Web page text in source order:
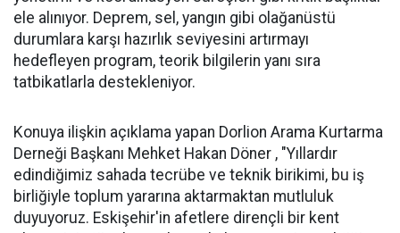
ele alınıyor. Deprem, sel, yangın gibi olağanüstü
durumlara karşı hazırlık seviyesini artırmayı
hedefleyen program, teorik bilgilerin yanı sıra
tatbikatlarla destekleniyor.
Konuya ilişkin açıklama yapan Dorlion Arama Kurtarma
Derneği Başkanı Mehket Hakan Döner , "Yıllardır
edindiğimiz sahada tecrübe ve teknik birikimi, bu iş
birliğiyle toplum yararına aktarmaktan mutluluk
duyuyoruz. Eskişehir'in afetlere dirençli bir kent